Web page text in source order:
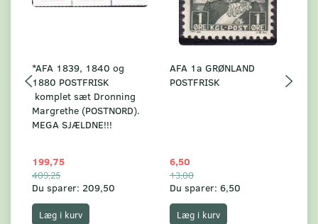
*AFA 1839, 1840 og
1880 POSTFRISK
komplet sæt Dronning
Margrethe (POSTNORD).
MEGA SJÆLDNE!!!
199,75
409,25
Du sparer: 209,50
Læg i kurv
AFA 1a GRØNLAND
POSTFRISK
6,50
13,00
Du sparer: 6,50
Læg i kurv